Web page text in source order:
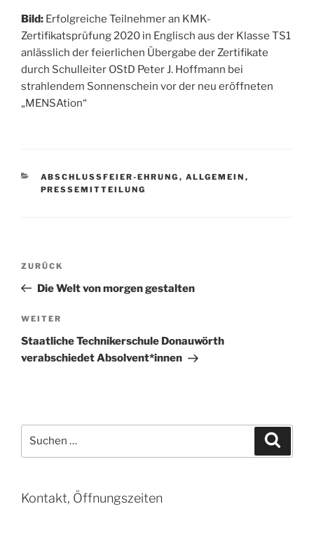
Bild: Erfolgreiche Teilnehmer an KMK-
Zertifikatsprüfung 2020 in Englisch aus der Klasse TS1
anlässlich der feierlichen Übergabe der Zertifikate
durch Schulleiter OStD Peter J. Hoffmann bei
strahlendem Sonnenschein vor der neu eröffneten
„MENSAtion“
KATEGORIEN
ABSCHLUSSFEIER-EHRUNG , ALLGEMEIN ,
PRESSEMITTEILUNG
Beitragsnavigation
Vorheriger
Beitrag
ZURÜCK
Die Welt von morgen gestalten
Nächster
Beitrag
WEITER
Staatliche Technikerschule Donauwörth
verabschiedet Absolvent*innen
nach:
Kontakt, Öffnungszeiten